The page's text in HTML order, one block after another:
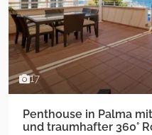
17
Penthouse in Palma
und traumhafter 360°